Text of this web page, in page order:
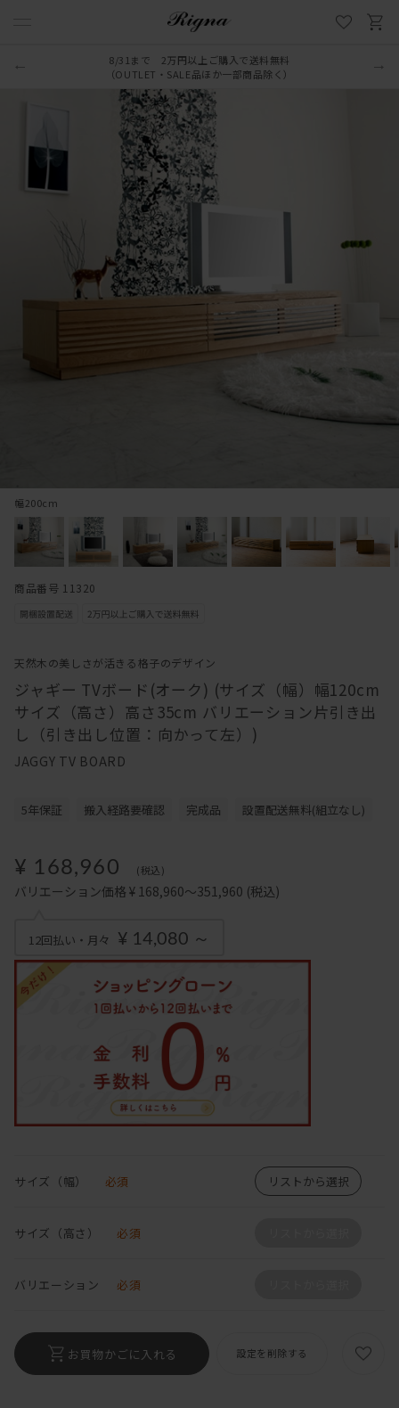
8/31まで 2万円以上ご購入で送料無料
（OUTLET・SALE品ほか一部商品除く）
天然木の美しさが活きる格子のデザイン
ジャギー TVボード(オーク) (サイズ（幅）幅120cm
サイズ（高さ）高さ35cm バリエーション片引き出
し（引き出し位置：向かって左）)
JAGGY TV BOARD
幅200cm
5年保証 搬入経路要確認 完成品 設置配送無料(組立なし)
¥ 168,960 (税込)
バリエーション価格 ¥ 168,960～351,960 (税込)
12回払い・月々 ¥ 14,080 ～
サイズ（幅） 必須 リストから選択
サイズ（高さ） 必須
バリエーション 必須
お買物かごに入れる 設定を削除する
商品番号 11320